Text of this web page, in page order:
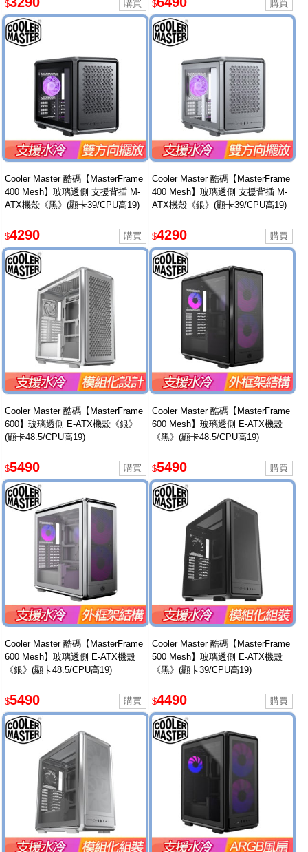
$ $
Cooler Master 酷碼【MasterFrame
400 Mesh】玻璃透側 支援背插 M-
ATX機殼《黑》(顯卡39/CPU高19)
$4290
Cooler Master 酷碼【MasterFrame
400 Mesh】玻璃透側 支援背插 M-
ATX機殼《銀》(顯卡39/CPU高19)
$4290
Cooler Master 酷碼【MasterFrame
600】玻璃透側 E-ATX機殼《銀》
(顯卡48.5/CPU高19)
$5490
Cooler Master 酷碼【MasterFrame
600 Mesh】玻璃透側 E-ATX機殼
《黑》(顯卡48.5/CPU高19)
$5490
Cooler Master 酷碼【MasterFrame
600 Mesh】玻璃透側 E-ATX機殼
《銀》(顯卡48.5/CPU高19)
$5490
Cooler Master 酷碼【MasterFrame
500 Mesh】玻璃透側 E-ATX機殼
《黑》(顯卡39/CPU高19)
$4490